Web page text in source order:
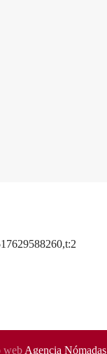
web Agencia Nómadas